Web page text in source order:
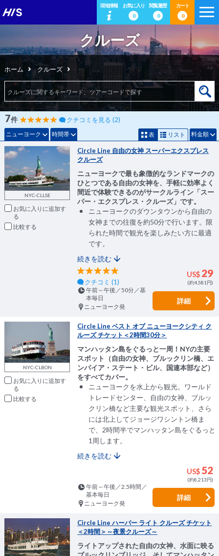
現地情報
お気に入り
0
閲覧履歴
0
カート
0
クルーズ
ホーム クルーズ
ニューヨーク 時間帯
7件 クチコミを見る (2)
表 リスト 料金順
NYC-CLLSE
お気に入りに追加
比較
Circle Line 自由の女神 スーパーエクスプレス
クルーズ
ニューヨークで最も象徴的なランドマークの
ひとつである自由の女神を、手軽に効率よく
間近で体験できるのがサークルライン「スー
パー・エクスプレス・クルーズ」です。
ニューヨークのダウンタウンから自由の
女神までの往復を約50分で行います。限
られた時間で観光を楽しみたい方に最適
です。
続きを読む
クチコミ (1)
US$ 29
(約4,581円)
午前～午後／50分／基
本毎日
ニューヨーク発
詳細
NYC-CLBON
お気に入りに追加
比較
Circle Line ベスト オブ ニューヨークシティ ク
ルーズ チケット＜2時間30分＞
マンハッタン島をぐるっと一周！NYの主要
スポット（自由の女神、ブルックリン橋、エ
ンパイア・ステート・ビル、国連本部など）
をすべてカバー。
ニューヨークを水上から観光。ワールド
トレードセンター、自由の女神、ブルッ
クリン橋など主要な観光スポット、さら
には北上してジョージワシントン橋ま
で、2時間半でマンハッタン島をぐるっと
1周します。
続きを読む
US$ 52
(約8,213円)
午前～午後／2.5時間／
基本毎日
ニューヨーク発
詳細
Circle Line ハーバー ライト クルーズ チケット
＜2時間＞～夜景クルーズ～
ライトアップされた自由の女神、水面に映る